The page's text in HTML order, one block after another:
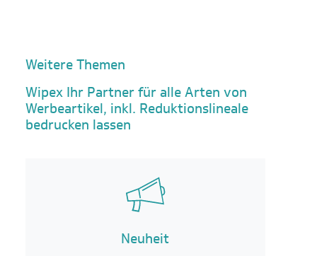
Weitere Themen
Wipex Ihr Partner für alle Arten von
Werbeartikel, inkl. Reduktionslineale
bedrucken lassen
Neuheit